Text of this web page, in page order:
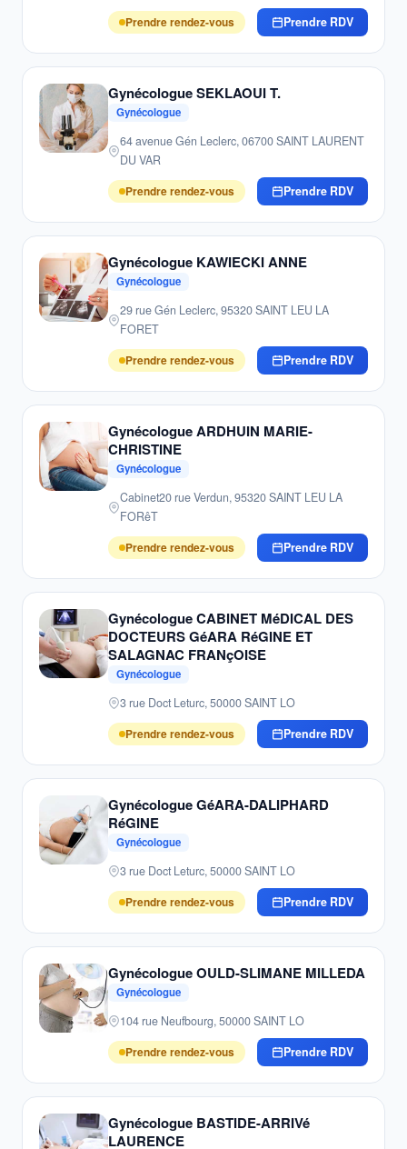
Prendre rendez-vous
Prendre RDV
Gynécologue SEKLAOUI T.
Gynécologue
64 avenue Gén Leclerc, 06700 SAINT LAURENT
DU VAR
Prendre rendez-vous
Prendre RDV
Gynécologue KAWIECKI ANNE
Gynécologue
29 rue Gén Leclerc, 95320 SAINT LEU LA
FORET
Prendre rendez-vous
Prendre RDV
Gynécologue ARDHUIN MARIE-
CHRISTINE
Gynécologue
Cabinet20 rue Verdun, 95320 SAINT LEU LA
FORêT
Prendre rendez-vous
Prendre RDV
Gynécologue CABINET MéDICAL DES
DOCTEURS GéARA RéGINE ET
SALAGNAC FRANçOISE
Gynécologue
3 rue Doct Leturc, 50000 SAINT LO
Prendre rendez-vous
Prendre RDV
Gynécologue GéARA-DALIPHARD
RéGINE
Gynécologue
3 rue Doct Leturc, 50000 SAINT LO
Prendre rendez-vous
Prendre RDV
Gynécologue OULD-SLIMANE MILLEDA
Gynécologue
104 rue Neufbourg, 50000 SAINT LO
Prendre rendez-vous
Prendre RDV
Gynécologue BASTIDE-ARRIVé
LAURENCE